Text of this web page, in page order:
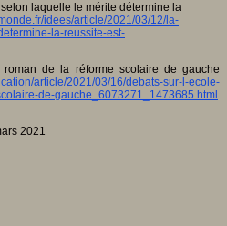
laquelle le mérite détermine la
idees/article/2021/03/12/la-
la-reussite-est-
de la réforme scolaire de gauche
article/2021/03/16/debats-sur-l-ecole-
de-gauche_6073271_1473685.html
2021